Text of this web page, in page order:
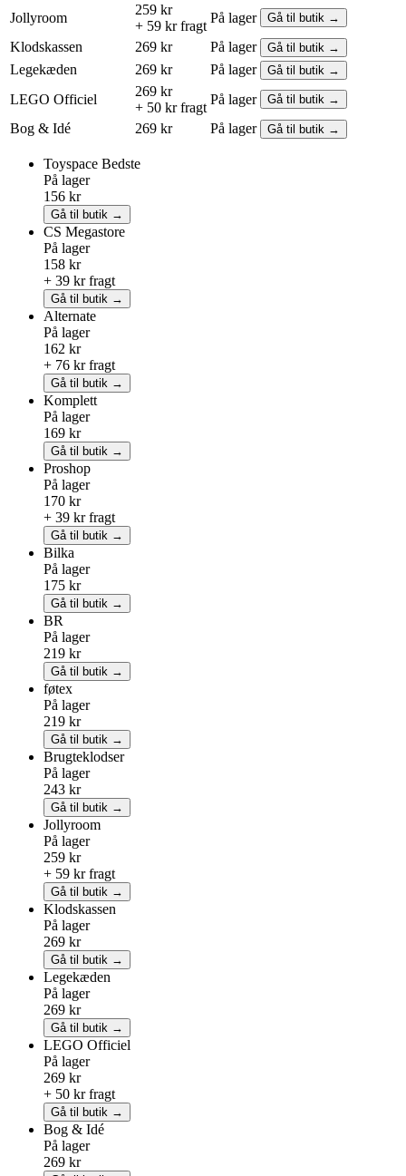
Jollyroom
259 kr
+ 59 kr fragt
På lager Gå til butik →
Klodskassen 269 kr På lager Gå til butik →
Legekæden 269 kr På lager Gå til butik →
LEGO Officiel
269 kr
+ 50 kr fragt
På lager Gå til butik →
Bog & Idé 269 kr På lager Gå til butik →
Toyspace Bedste
På lager
156 kr
Gå til butik →
CS Megastore
På lager
158 kr
+ 39 kr fragt
Gå til butik →
Alternate
På lager
162 kr
+ 76 kr fragt
Gå til butik →
Komplett
På lager
169 kr
Gå til butik →
Proshop
På lager
170 kr
+ 39 kr fragt
Gå til butik →
Bilka
På lager
175 kr
Gå til butik →
BR
På lager
219 kr
Gå til butik →
føtex
På lager
219 kr
Gå til butik →
Brugteklodser
På lager
243 kr
Gå til butik →
Jollyroom
På lager
259 kr
+ 59 kr fragt
Gå til butik →
Klodskassen
På lager
269 kr
Gå til butik →
Legekæden
På lager
269 kr
Gå til butik →
LEGO Officiel
På lager
269 kr
+ 50 kr fragt
Gå til butik →
Bog & Idé
På lager
269 kr